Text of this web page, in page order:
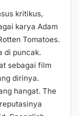
kritikus,
karya Adam
Tomatoes.
di puncak.
sebagai film
dirinya.
hangat. The